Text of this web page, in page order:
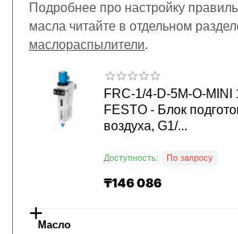
Подробнее про настройку
масла читайте в отдельном
маслораспылители.
FRC-1/4-D-5M-O-MINI
FESTO - Блок
воздуха, G1/...
Доступность: По запросу
₸146 086
+Масло